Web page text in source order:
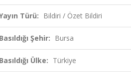
Türü: Bildiri / Özet Bildiri
Basıldığı Şehir: Bursa
Basıldığı Ülke: Türkiye